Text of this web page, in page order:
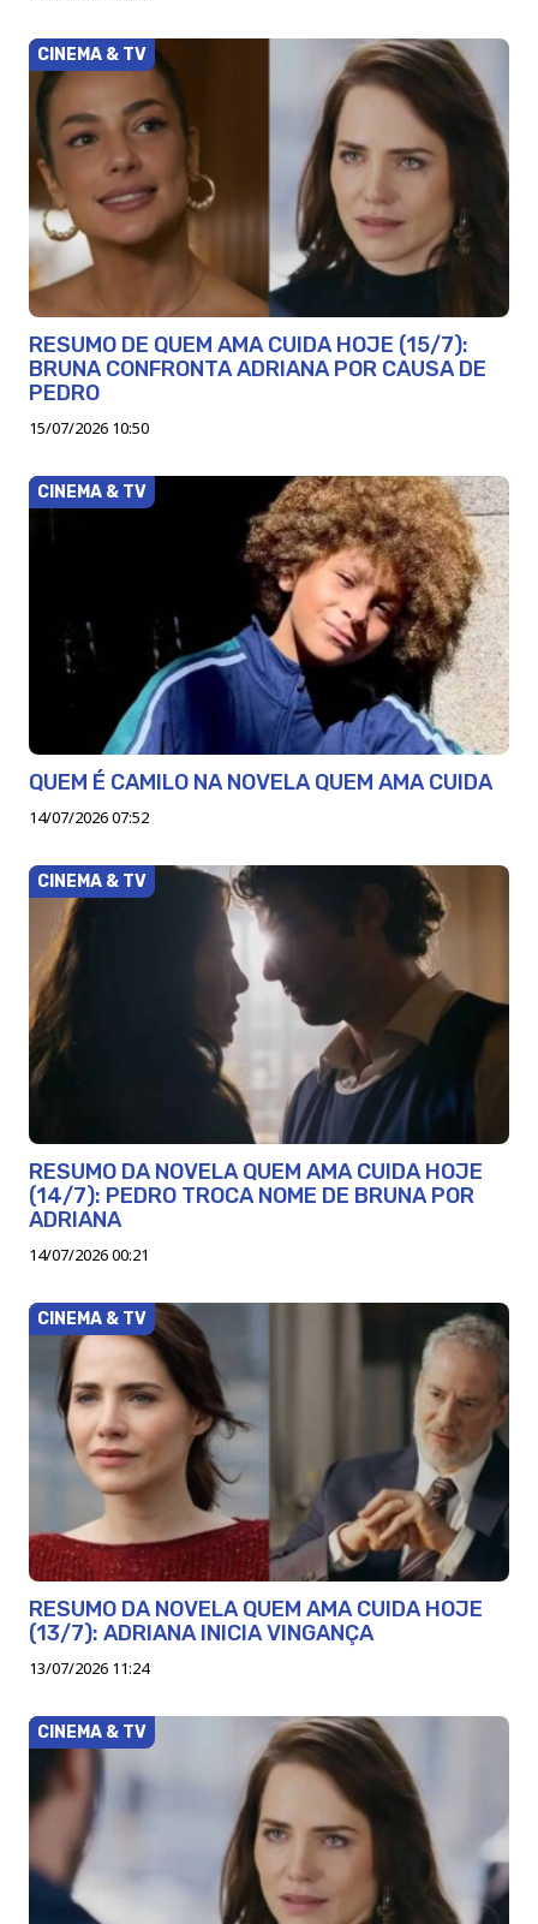
CINEMA & TV
RESUMO DE QUEM AMA CUIDA HOJE (15/7):
BRUNA CONFRONTA ADRIANA POR CAUSA DE
PEDRO
15/07/2026 10:50
CINEMA & TV
QUEM É CAMILO NA NOVELA QUEM AMA CUIDA
14/07/2026 07:52
CINEMA & TV
RESUMO DA NOVELA QUEM AMA CUIDA HOJE
(14/7): PEDRO TROCA NOME DE BRUNA POR
ADRIANA
14/07/2026 00:21
CINEMA & TV
RESUMO DA NOVELA QUEM AMA CUIDA HOJE
(13/7): ADRIANA INICIA VINGANÇA
13/07/2026 11:24
CINEMA & TV